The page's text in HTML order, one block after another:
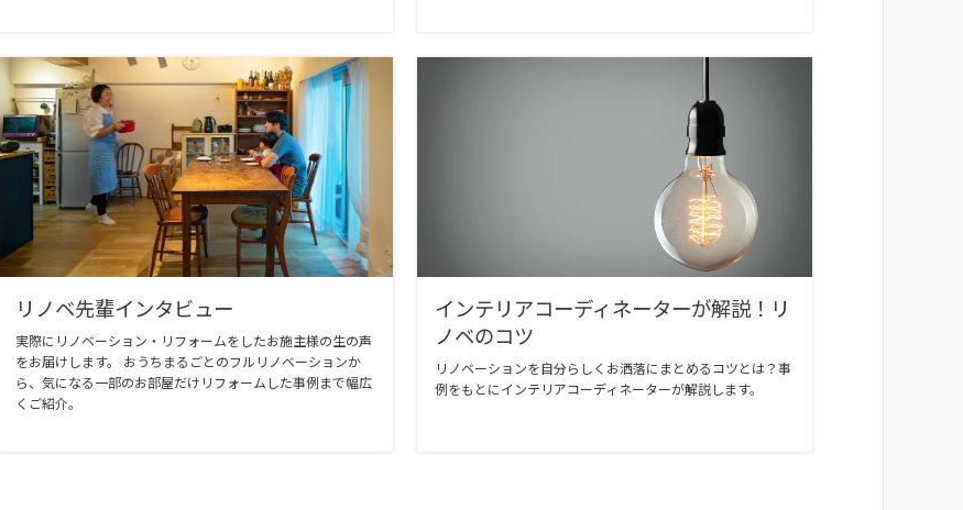
リノベ先輩インタビュー
実際にリノベーション・リフォームをしたお施主様の生の声
をお届けします。 おうちまるごとのフルリノベーションか
ら、気になる一部のお部屋だけリフォームした事例まで幅広
くご紹介。
インテリアコーディネーターが解説！リ
ノベのコツ
リノベーションを自分らしくお洒落にまとめるコツとは？事
例をもとにインテリアコーディネーターが解説します。